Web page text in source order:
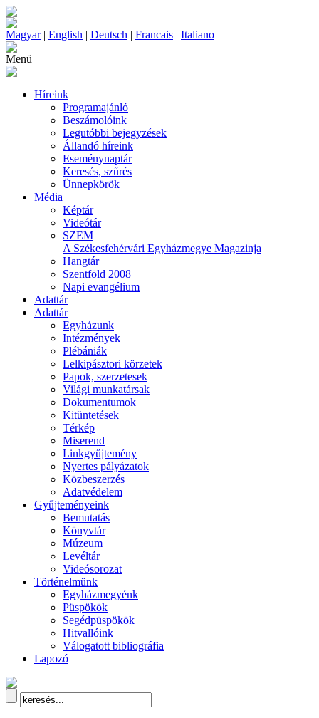
Magyar| English | Deutsch | Francais | Italiano
Menü
Híreink
Programajánló
Beszámolóink
Legutóbbi bejegyzések
Állandó híreink
Eseménynaptár
Keresés, szűrés
Ünnepkörök
Média
Képtár
Videótár
SZEM
A Székesfehérvári Egyházmegye Magazinja
Hangtár
Szentföld 2008
Napi evangélium
Adattár
Adattár
Egyházunk
Intézmények
Plébániák
Lelkipásztori körzetek
Papok, szerzetesek
Világi munkatársak
Dokumentumok
Kitüntetések
Térkép
Miserend
Linkgyűjtemény
Nyertes pályázatok
Közbeszerzés
Adatvédelem
Gyűjteményeink
Bemutatás
Könyvtár
Múzeum
Levéltár
Videósorozat
Történelmünk
Egyházmegyénk
Püspökök
Segédpüspökök
Hitvallóink
Válogatott bibliográfia
Lapozó